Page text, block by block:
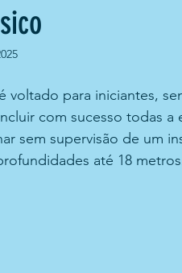
voltado para iniciantes,
com sucesso todas
sem supervisão de um
até 18